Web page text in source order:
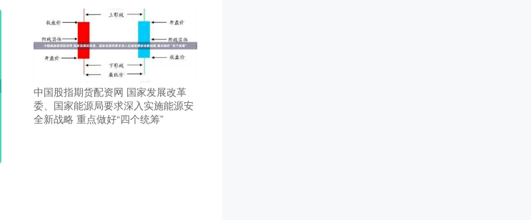
中国股指期货配资网 国家发展改革
委、国家能源局要求深入实施能源安
全新战略 重点做好“四个统筹”